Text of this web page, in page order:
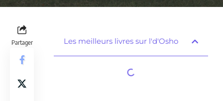
Partager Les meilleurs livres sur l'd'Osho